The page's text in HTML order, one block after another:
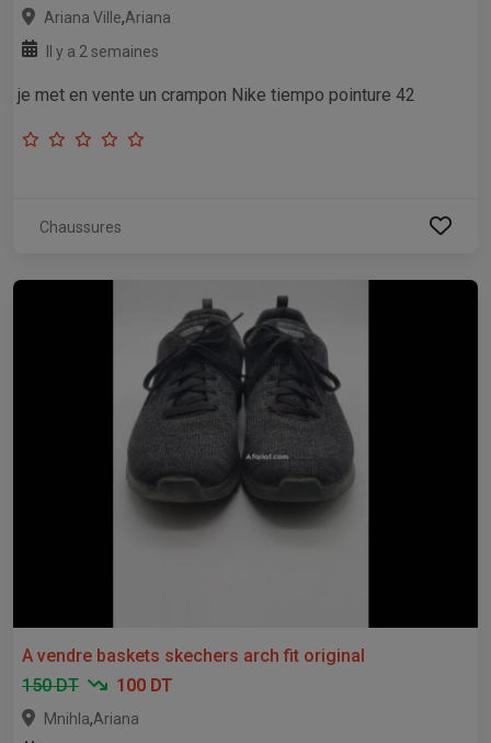
Ariana Ville,Ariana
Il y a 2 semaines
je met en vente un crampon Nike tiempo pointure 42
Chaussures
A vendre baskets skechers arch fit original
150 DT
100 DT
Mnihla,Ariana